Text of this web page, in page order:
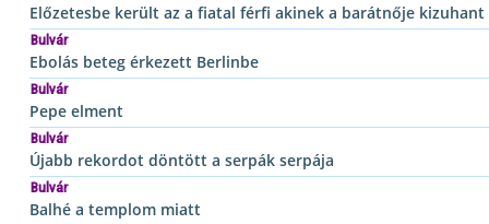
Előzetesbe került az a fiatal férfi akinek a barátnője
Bulvár
Ebolás beteg érkezett Berlinbe
Bulvár
Pepe elment
Bulvár
Újabb rekordot döntött a serpák serpája
Bulvár
Balhé a templom miatt